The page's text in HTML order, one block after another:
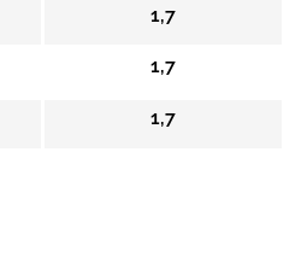
1,7
1,7
1,7